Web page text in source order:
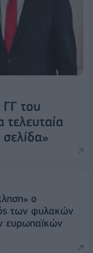
του
ο
των φυλακών
ευρωπαϊκών